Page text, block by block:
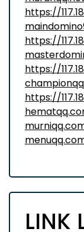
https://
https://
https://
https://
LINK